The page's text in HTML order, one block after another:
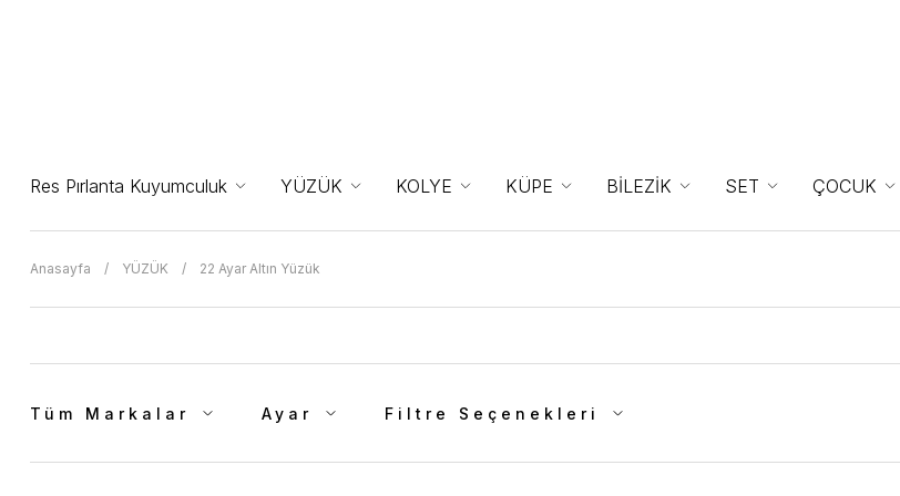
Res Pırlanta Kuyumculuk YÜZÜK KOLYE KÜPE BİLEZİK SET ÇOCUK
Anasayfa YÜZÜK 22 Ayar Altın Yüzük
Tüm Markalar Ayar Filtre Seçenekleri